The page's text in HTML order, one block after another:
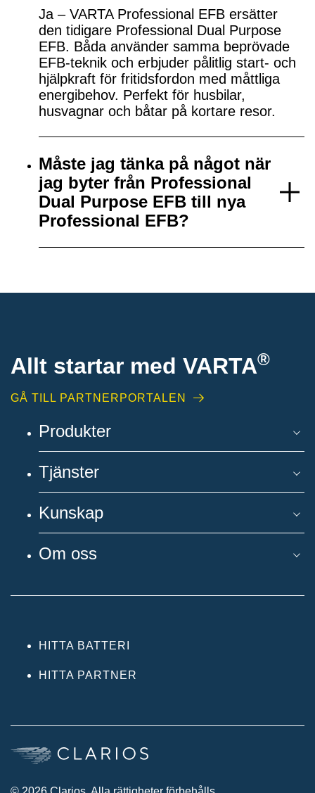
Ja – VARTA Professional EFB ersätter
den tidigare Professional Dual Purpose
EFB. Båda använder samma beprövade
EFB-teknik och erbjuder pålitlig start- och
hjälpkraft för fritidsfordon med måttliga
energibehov. Perfekt för husbilar,
husvagnar och båtar på kortare resor.
Måste jag tänka på något när
jag byter från Professional
Dual Purpose EFB till nya
Professional EFB?
Allt startar med VARTA®
GÅ TILL PARTNERPORTALEN
Produkter
Tjänster
Kunskap
Om oss
HITTA BATTERI
HITTA PARTNER